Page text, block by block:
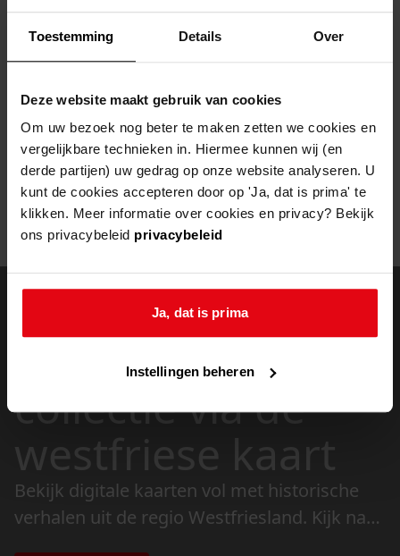
Toestemming Details Over
Deze website maakt gebruik van cookies
Om uw bezoek nog beter te maken zetten we cookies en
vergelijkbare technieken in. Hiermee kunnen wij (en
derde partijen) uw gedrag op onze website analyseren. U
kunt de cookies accepteren door op 'Ja, dat is prima' te
klikken. Meer informatie over cookies en privacy? Bekijk
ons privacybeleid privacybeleid
Ja, dat is prima
Instellingen beheren
Helaas, er is een fout opgetreden
Mogelijk kunt u deze pagina niet bezoeken door:
een verouderde bladwijzer/favoriet
een zoekmachine heeft eenverouderde lijst van de website
eenfout getyptadres
doorzoek de
collectie via de
westfriese kaart
Bekijk digitale kaarten vol met historische
verhalen uit de regio Westfriesland. Kijk naar